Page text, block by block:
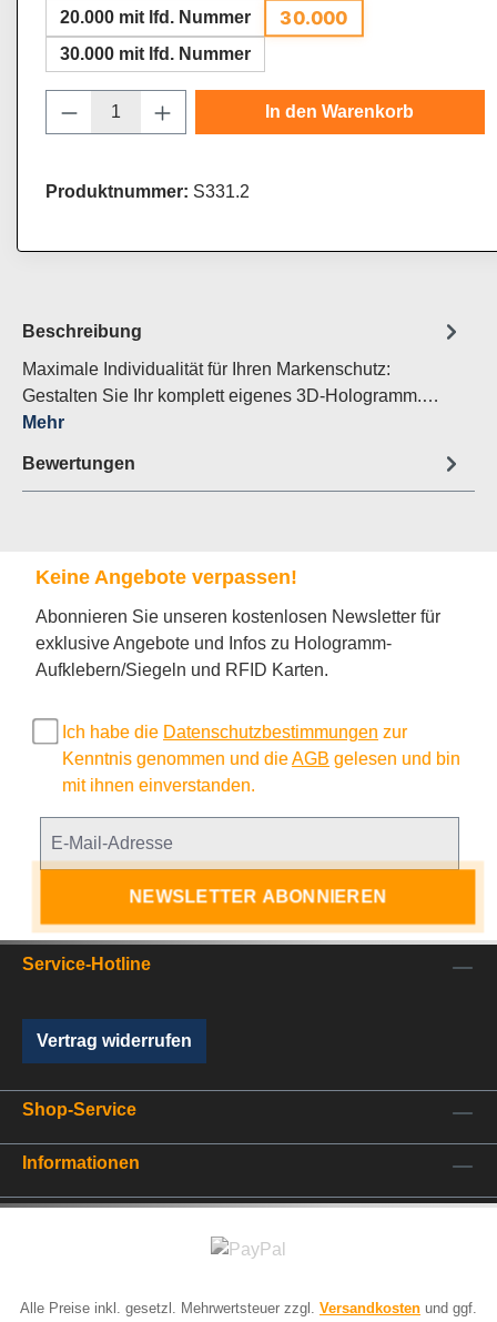
20.000 mit lfd. Nummer
30.000
30.000 mit lfd. Nummer
Produkt Anzahl: Gib den gewünschten
In den Warenkorb
Produktnummer: S331.2
Beschreibung
Maximale Individualität für Ihren Markenschutz:
Gestalten Sie Ihr komplett eigenes 3D-Hologramm.…
Mehr
Bewertungen
Keine Angebote verpassen!
Abonnieren Sie unseren kostenlosen Newsletter für
exklusive Angebote und Infos zu Hologramm-
Aufklebern/Siegeln und RFID Karten.
Ich habe die Datenschutzbestimmungen zur
Kenntnis genommen und dieAGB gelesen und bin
mit ihnen einverstanden.
NEWSLETTER ABONNIEREN
Service-Hotline
Vertrag widerrufen
Shop-Service
Informationen
Alle Preise inkl. gesetzl. Mehrwertsteuer zzgl. Versandkosten und ggf.